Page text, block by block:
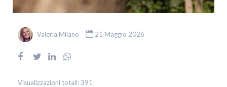
Valeria Milano 21 Maggio 2026
Visualizzazioni totali: 391